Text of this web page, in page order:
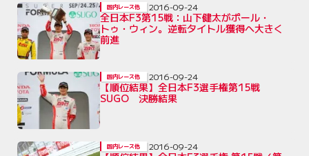
全日本F3第15戦：山下健太がポール・
トゥ・ウィン。逆転タイトル獲得へ大きく
前進
国内レース他 2016-09-24
【順位結果】全日本F3選手権第15戦
SUGO 決勝結果
国内レース他 2016-09-24
国内レース他 2016-09-24